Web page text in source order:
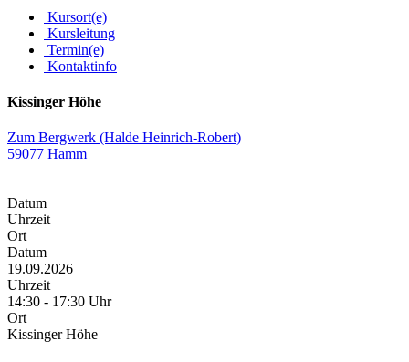
Kursort(e)
Kursleitung
Termin(e)
Kontaktinfo
Kissinger Höhe
Zum Bergwerk (Halde Heinrich-Robert)
59077 Hamm
Datum
Uhrzeit
Ort
Datum
19.09.2026
Uhrzeit
14:30 - 17:30 Uhr
Ort
Kissinger Höhe